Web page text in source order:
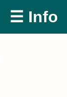
☰ Info